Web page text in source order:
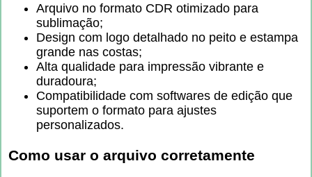
Arquivo no formato CDR otimizado para
sublimação;
Design com logo detalhado no peito e estampa
grande nas costas;
Alta qualidade para impressão vibrante e
duradoura;
Compatibilidade com softwares de edição que
suportem o formato para ajustes
personalizados.
Como usar o arquivo corretamente